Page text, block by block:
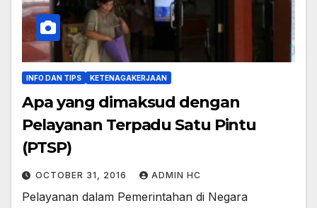
INFO DAN TIPS KETENAGAKERJAAN
Apa yang dimaksud dengan
Pelayanan Terpadu Satu Pintu
(PTSP)
OCTOBER 31, 2016 ADMIN HC
Pelayanan dalam Pemerintahan di Negara